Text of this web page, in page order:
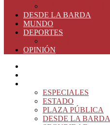
DESDE LA BARDA
MUNDO
DEPORTES
OPINIÓN
ESPECIALES
ESTADO
PLAZA PÚBLICA
DESDE LA BARDA